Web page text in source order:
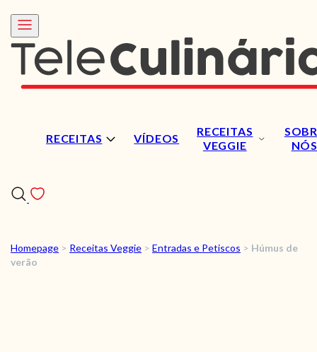
RECEITAS VÍDEOS
RECEITAS
VEGGIE
NÓS
RECEITAS
Homepage > Receitas Veggie > Entradas e Petiscos > Húmus de
verão